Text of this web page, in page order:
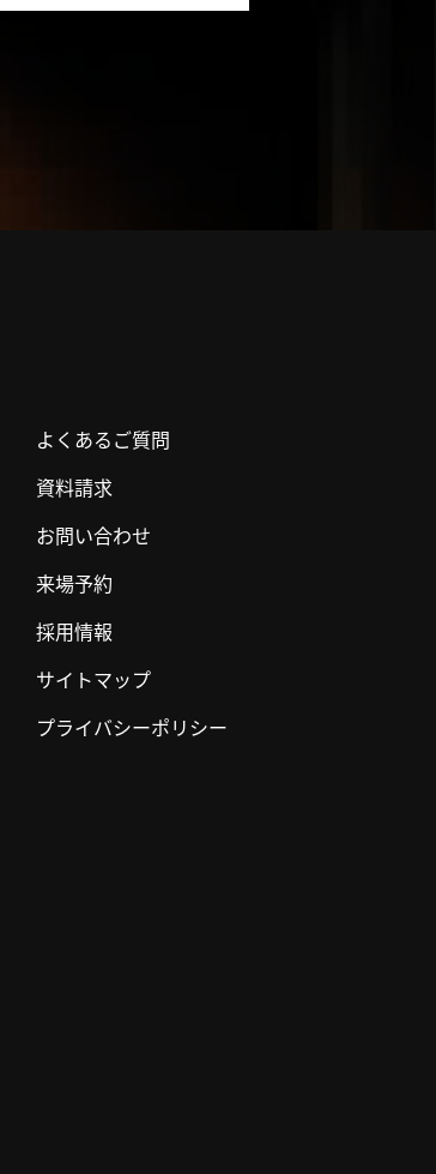
よくあるご質問
資料請求
お問い合わせ
来場予約
採用情報
サイトマップ
プライバシーポリシー